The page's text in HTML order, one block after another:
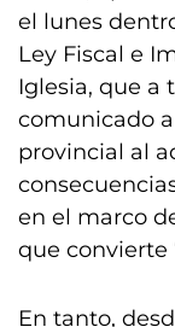
el lunes
Ley Fiscal e
Iglesia, que a
comunicado
provincial al
en el marco
que convierte
En tanto,